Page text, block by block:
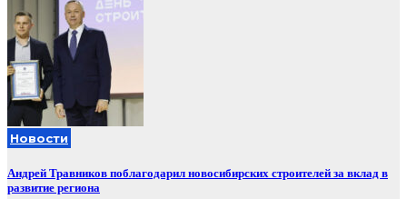
Новости
Андрей Травников поблагодарил новосибирских строителей за вклад в
развитие региона